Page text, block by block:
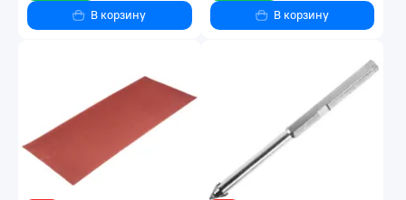
В корзину В корзину